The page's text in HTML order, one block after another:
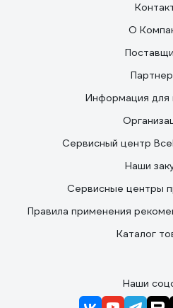
О
Информация для
Сервисный центр
Наши
Сервисные центры
Правила применения
Каталог
Наши